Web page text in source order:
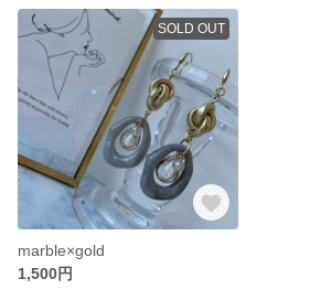
SOLD OUT
marble×gold
1,500円